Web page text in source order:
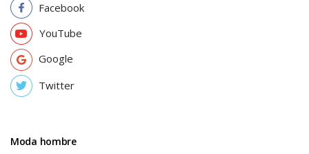
Facebook
YouTube
Google
Twitter
Moda hombre